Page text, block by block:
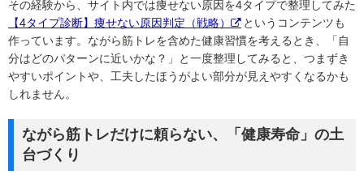
その経験から、サイト内では痩せない原因を4タイプで整理してみた
【4タイプ診断】痩せない原因判定（戦略）
というコンテンツも
作っています。ながら筋トレを含めた健康習慣を考えるとき、「自
分はどのパターンに近いかな？」と一度整理してみると、つまずき
やすいポイントや、工夫したほうがよい部分が見えやすくなるかも
しれません。
ながら筋トレだけに頼らない、「健康寿命」の土
台づくり